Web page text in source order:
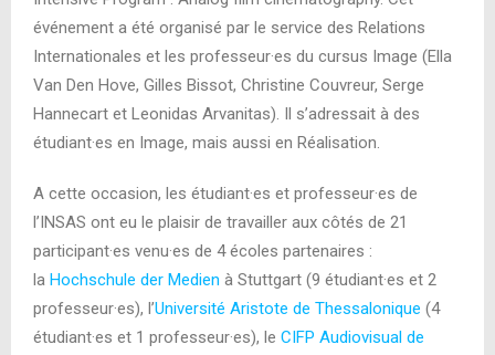
événement a été organisé par le service des Relations
Internationales et les professeur·es du cursus Image (Ella
Van Den Hove, Gilles Bissot, Christine Couvreur, Serge
Hannecart et Leonidas Arvanitas). Il s’adressait à des
étudiant·es en Image, mais aussi en Réalisation.
A cette occasion, les étudiant·es et professeur·es de
l’INSAS ont eu le plaisir de travailler aux côtés de 21
participant·es venu·es de 4 écoles partenaires :
la Hochschule der Medien à Stuttgart (9 étudiant·es et 2
professeur·es), l’Université Aristote de Thessalonique (4
étudiant·es et 1 professeur·es), le CIFP Audiovisual de